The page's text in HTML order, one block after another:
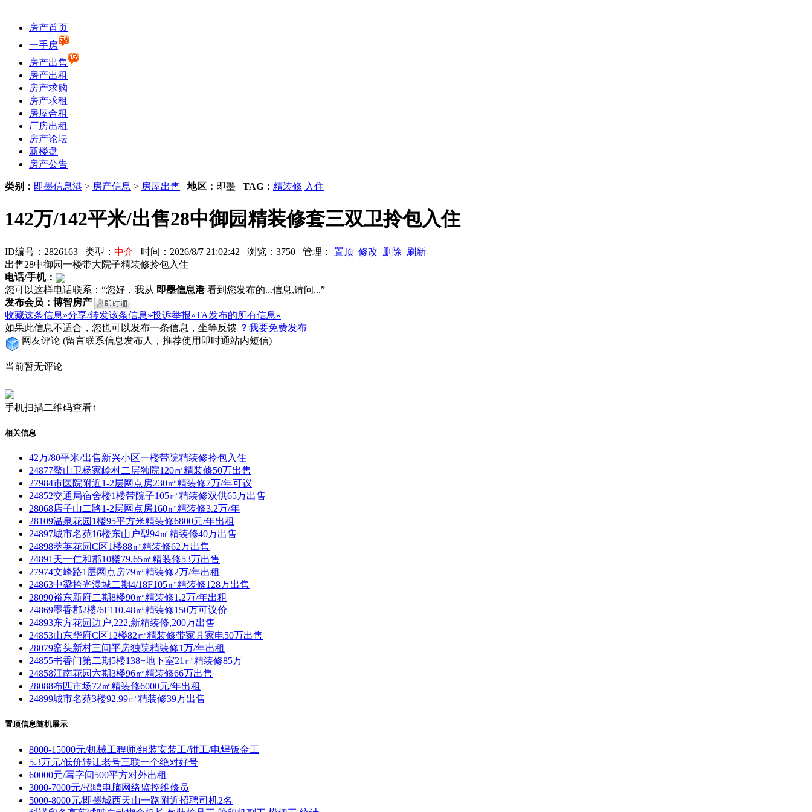
房产首页
一手房
房产出售
房产出租
房产求购
房产求租
房屋合租
厂房出租
房产论坛
新楼盘
房产公告
类别： 即墨信息港 > 房产信息 > 房屋出售 地区： 即墨 TAG： 精装修 入住
142万/142平米/出售28中御园精装修套三双卫拎包入住
ID编号：2826163 类型： 中介 时间：2026/8/7 21:02:42 浏览：3750 管理： 置顶 修改 删除 刷新
出售28中御园一楼带大院子精装修拎包入住
电话/手机：
您可以这样电话联系：“您好，我从 即墨信息港看到您发布的...信息,请问...”
发布会员：博智房产
收藏这条信息»分享/转发该条信息»投诉举报»TA发布的所有信息»
如果此信息不适合，您也可以发布一条信息，坐等反馈 ？我要免费发布
网友评论 (留言联系信息发布人，推荐使用即时通站内短信)
当前暂无评论
手机扫描二维码查看↑
相关信息
42万/80平米/出售新兴小区一楼带院精装修拎包入住
24877鳌山卫杨家岭村二层独院120㎡精装修50万出售
27984市医院附近1-2层网点房230㎡精装修7万/年可议
24852交通局宿舍楼1楼带院子105㎡精装修双供65万出售
28068店子山二路1-2层网点房160㎡精装修3.2万/年
28109温泉花园1楼95平方米精装修6800元/年出租
24897城市名苑16楼东山户型94㎡精装修40万出售
24898萃英花园C区1楼88㎡精装修62万出售
24891天一仁和郡10楼79.65㎡精装修53万出售
27974文峰路1层网点房79㎡精装修2万/年出租
24863中梁拾光漫城二期4/18F105㎡精装修128万出售
28090裕东新府二期8楼90㎡精装修1.2万/年出租
24869墨香郡2楼/6F110.48㎡精装修150万可议价
24893东方花园边户,222,新精装修,200万出售
24853山东华府C区12楼82㎡精装修带家具家电50万出售
28079窑头新村三间平房独院精装修1万/年出租
24855书香门第二期5楼138+地下室21㎡精装修85万
24858江南花园六期3楼96㎡精装修66万出售
28088布匹市场72㎡精装修6000元/年出租
24899城市名苑3楼92.99㎡精装修39万出售
置顶信息随机展示
8000-15000元/机械工程师/组装安装工/钳工/电焊钣金工
5.3万元/低价转让老号三联一个绝对好号
60000元/写字间500平方对外出租
3000-7000元/招聘电脑网络监控维修员
5000-8000元/即墨城西天山一路附近招聘司机2名